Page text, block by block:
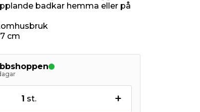
badkar hemma eller på
cm
1 st. +